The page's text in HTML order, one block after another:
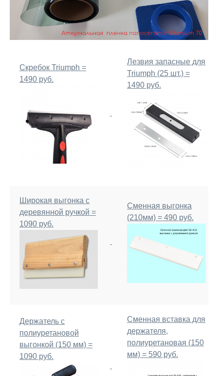
Скребок Triumph =
1490 руб.
Лезвия запасные для
Triumph (25 шт.) =
1490 руб.
Широкая выгонка с
деревянной ручкой =
1090 руб.
Сменная выгонка
(210мм) = 490 руб.
Держатель с
полиуретановой
выгонкой (150 мм) =
1090 руб.
Сменная вставка для
держателя,
полиуретановая (150
мм) = 590 руб.